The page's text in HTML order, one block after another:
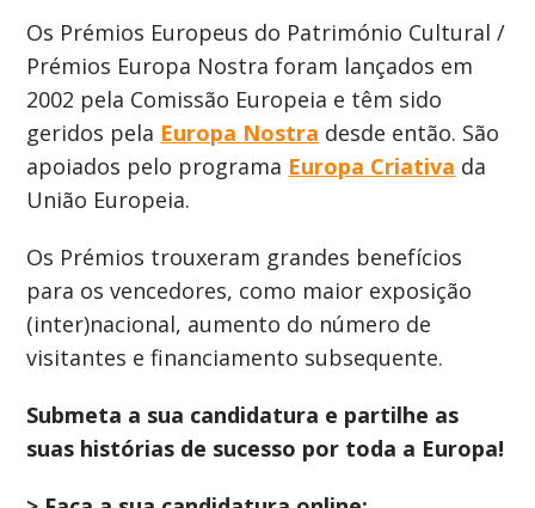
Os Prémios Europeus do Património Cultural /
Prémios Europa Nostra foram lançados em
2002 pela Comissão Europeia e têm sido
geridos pela Europa Nostra desde então. São
apoiados pelo programa Europa Criativa da
União Europeia.
Os Prémios trouxeram grandes benefícios
para os vencedores, como maior exposição
(inter)nacional, aumento do número de
visitantes e financiamento subsequente.
Submeta a sua candidatura e partilhe as
suas histórias de sucesso por toda a Europa!